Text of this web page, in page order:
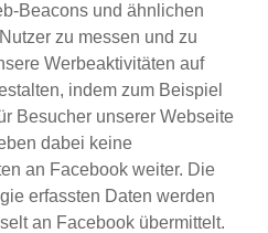
Beacons und ähnlichen
zu messen und zu
Werbeaktivitäten auf
indem zum Beispiel
Besucher unserer Webseite
dabei keine
an Facebook weiter. Die
erfassten Daten werden
an Facebook übermittelt.